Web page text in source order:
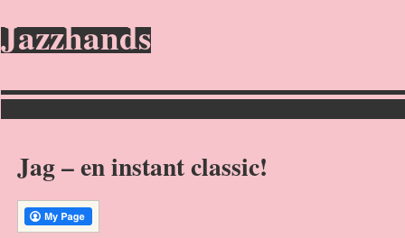
Jazzhands
Jag – en instant classic!